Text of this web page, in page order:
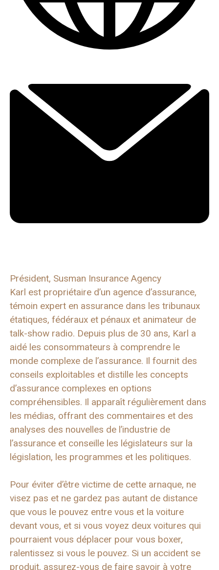
Président, Susman Insurance Agency
Karl est propriétaire d’un agence d’assurance,
témoin expert en assurance dans les tribunaux
étatiques, fédéraux et pénaux et animateur de
talk-show radio. Depuis plus de 30 ans, Karl a
aidé les consommateurs à comprendre le
monde complexe de l’assurance. Il fournit des
conseils exploitables et distille les concepts
d’assurance complexes en options
compréhensibles. Il apparaît régulièrement dans
les médias, offrant des commentaires et des
analyses des nouvelles de l’industrie de
l’assurance et conseille les législateurs sur la
législation, les programmes et les politiques.
Pour éviter d’être victime de cette arnaque, ne
visez pas et ne gardez pas autant de distance
que vous le pouvez entre vous et la voiture
devant vous, et si vous voyez deux voitures qui
pourraient vous déplacer pour vous boxer,
ralentissez si vous le pouvez. Si un accident se
produit, assurez-vous de faire savoir à votre